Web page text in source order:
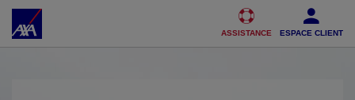
Accéder au Contenu Accéder au Pied de page
ASSISTANCE ESPACE CLIENT